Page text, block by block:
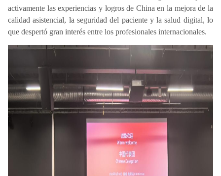
activamente las experiencias y logros de China en la mejora de la
calidad asistencial, la seguridad del paciente y la salud digital, lo
que despertó gran interés entre los profesionales internacionales.